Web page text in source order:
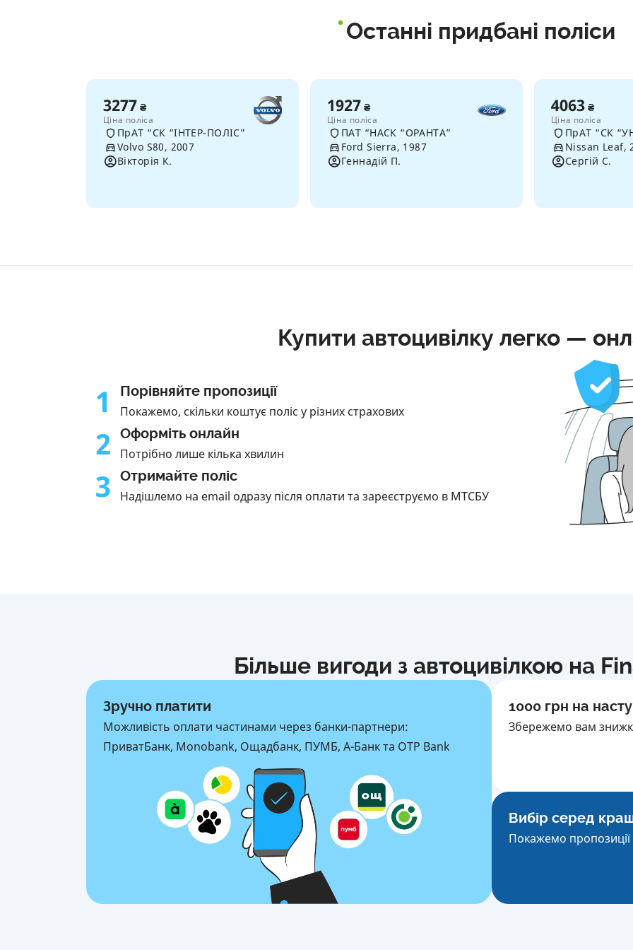
Останні придбані поліси
3277 ₴
Ціна поліса
ПрАТ “СК “ІНТЕР-ПОЛІС”
Volvo S80, 2007
Вікторія К.
1927 ₴
Ціна поліса
ПАТ “НАСК “ОРАНТА”
Ford Sierra, 1987
Геннадій П.
4063 ₴
Ціна поліса
ПрАТ “СК
Nissan Leaf,
Сергій С.
Купити автоцивілку легко —
1 Порівняйте пропозиції
Покажемо, скільки коштує поліс у різних страхових
2 Оформіть онлайн
Потрібно лише кілька хвилин
3 Отримайте поліс
Надішлемо на email одразу після оплати та зареєструємо в МТСБУ
Більше вигоди з автоцивілкою на
Зручно платити
Можливість оплати частинами через банки-партнери:
ПриватБанк, Monobank, Ощадбанк, ПУМБ, А-Банк та OTP Bank
1000 грн на
Збережемо вам
Вибір серед
Покажемо